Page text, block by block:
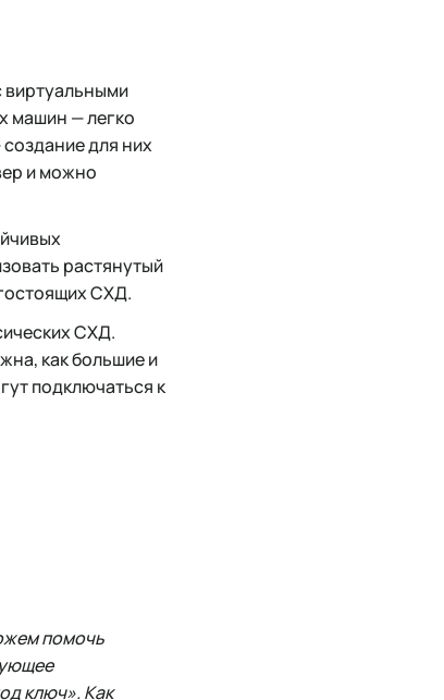
виртуальными
машин — легко
для них
и можно
растянутый
СХД.
СХД.
как большие и
подключаться к
помочь
ключ». Как